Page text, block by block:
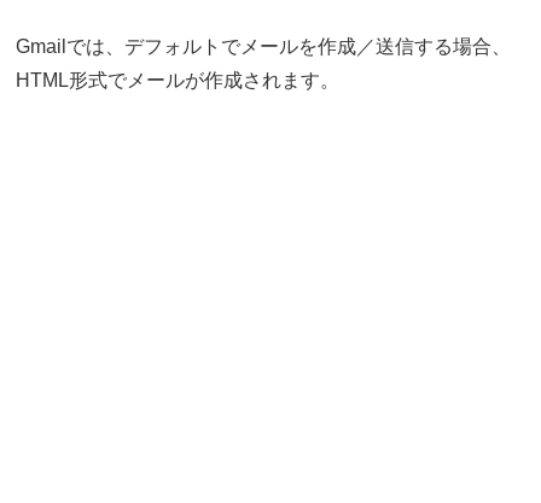
Gmailでは、デフォルトでメールを作成／送信する場合、
HTML形式でメールが作成されます。